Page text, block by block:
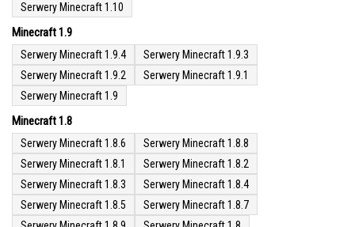
Serwery Minecraft 1.10
Minecraft 1.9
Serwery Minecraft 1.9.4
Serwery Minecraft 1.9.3
Serwery Minecraft 1.9.2
Serwery Minecraft 1.9.1
Serwery Minecraft 1.9
Minecraft 1.8
Serwery Minecraft 1.8.6
Serwery Minecraft 1.8.8
Serwery Minecraft 1.8.1
Serwery Minecraft 1.8.2
Serwery Minecraft 1.8.3
Serwery Minecraft 1.8.4
Serwery Minecraft 1.8.5
Serwery Minecraft 1.8.7